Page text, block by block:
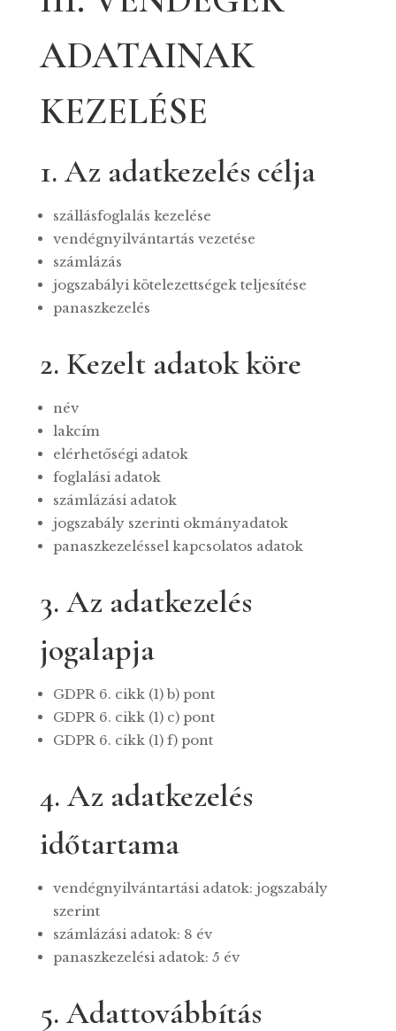
ADATAINAK
KEZELÉSE
1. Az adatkezelés célja
szállásfoglalás kezelése
vendégnyilvántartás vezetése
számlázás
jogszabályi kötelezettségek teljesítése
panaszkezelés
2. Kezelt adatok köre
név
lakcím
elérhetőségi adatok
foglalási adatok
számlázási adatok
jogszabály szerinti okmányadatok
panaszkezeléssel kapcsolatos adatok
3. Az adatkezelés
jogalapja
GDPR 6. cikk (1) b) pont
GDPR 6. cikk (1) c) pont
GDPR 6. cikk (1) f) pont
4. Az adatkezelés
időtartama
vendégnyilvántartási adatok: jogszabály
szerint
számlázási adatok: 8 év
panaszkezelési adatok: 5 év
5. Adattovábbítás